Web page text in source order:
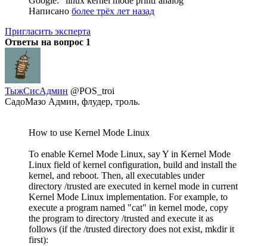
Написано более трёх лет назад
Пригласить эксперта
Ответы на вопрос 1
ТыжСисАдмин @POS_troi
СадоМазо Админ, флудер, троль.
How to use Kernel Mode Linux
To enable Kernel Mode Linux, say Y in Kernel Mode
Linux field of kernel configuration, build and install the
kernel, and reboot. Then, all executables under
directory /trusted are executed in kernel mode in current
Kernel Mode Linux implementation. For example, to
execute a program named "cat" in kernel mode, copy
the program to directory /trusted and execute it as
follows (if the /trusted directory does not exist, mkdir it
first):